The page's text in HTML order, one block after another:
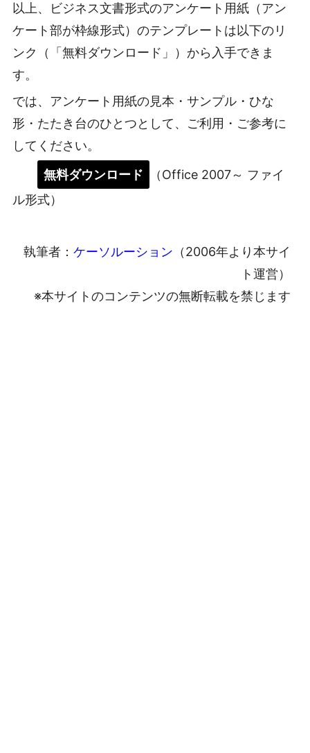
以上、ビジネス文書形式のアンケート用紙（アン
ケート部が枠線形式）のテンプレートは以下のリ
ンク（「無料ダウンロード」）から入手できま
す。
では、アンケート用紙の見本・サンプル・ひな
形・たたき台のひとつとして、ご利用・ご参考に
してください。
無料ダウンロード
（Office 2007～ ファイ
ル形式）
執筆者： ケーソルーション （2006年より本サイ
ト運営）
※本サイトのコンテンツの無断転載を禁じます